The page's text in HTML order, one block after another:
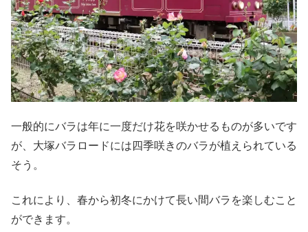
一般的にバラは年に一度だけ花を咲かせるものが多いです
が、大塚バラロードには四季咲きのバラが植えられている
そう。
これにより、春から初冬にかけて長い間バラを楽しむこと
ができます。